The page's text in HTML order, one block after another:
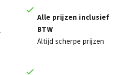
Alle prijzen inclusief
BTW
Altijd scherpe prijzen